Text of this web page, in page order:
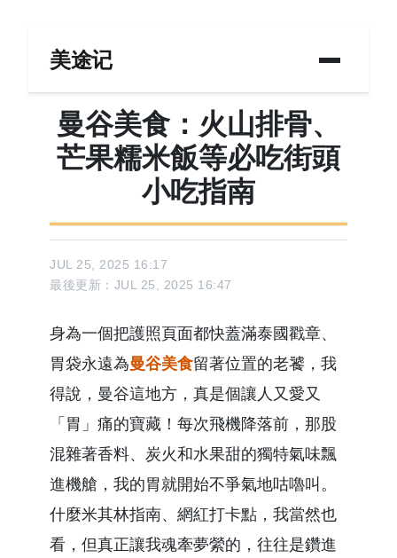
美途记
曼谷美食：火山排骨、
芒果糯米飯等必吃街頭
小吃指南
JUL 25, 2025 16:17
最後更新：JUL 25, 2025 16:47
身為一個把護照頁面都快蓋滿泰國戳章、
胃袋永遠為曼谷美食留著位置的老饕，我
得說，曼谷這地方，真是個讓人又愛又
「胃」痛的寶藏！每次飛機降落前，那股
混雜著香料、炭火和水果甜的獨特氣味飄
進機艙，我的胃就開始不爭氣地咕嚕叫。
什麼米其林指南、網紅打卡點，我當然也
看，但真正讓我魂牽夢縈的，往往是鑽進